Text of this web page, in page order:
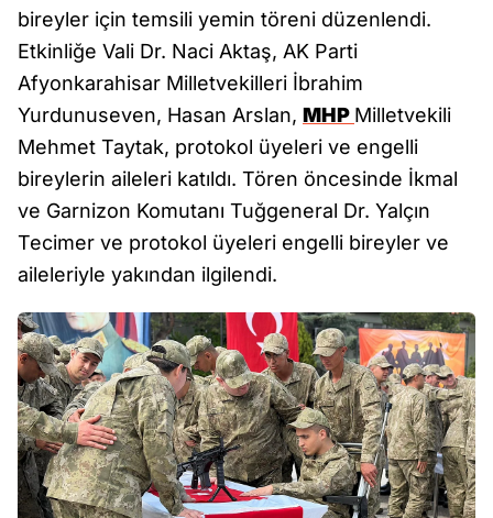
bireyler için temsili yemin töreni düzenlendi.
Etkinliğe Vali Dr. Naci Aktaş, AK Parti
Afyonkarahisar Milletvekilleri İbrahim
Yurdunuseven, Hasan Arslan, MHP Milletvekili
Mehmet Taytak, protokol üyeleri ve engelli
bireylerin aileleri katıldı. Tören öncesinde İkmal
ve Garnizon Komutanı Tuğgeneral Dr. Yalçın
Tecimer ve protokol üyeleri engelli bireyler ve
aileleriyle yakından ilgilendi.